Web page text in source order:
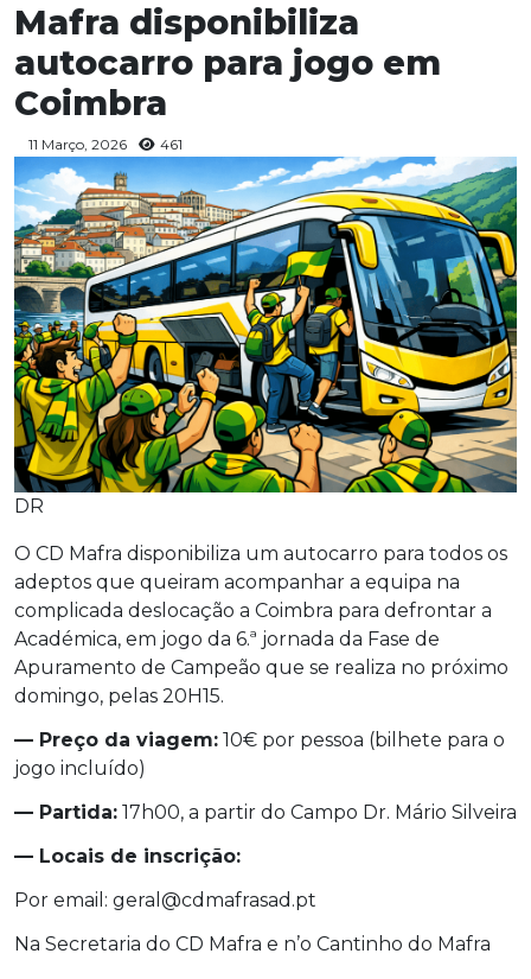
Mafra disponibiliza
autocarro para jogo em
Coimbra
11 Março, 2026 461
DR
O CD Mafra disponibiliza um autocarro para todos os
adeptos que queiram acompanhar a equipa na
complicada deslocação a Coimbra para defrontar a
Académica, em jogo da 6.ª jornada da Fase de
Apuramento de Campeão que se realiza no próximo
domingo, pelas 20H15.
— Preço da viagem: 10€ por pessoa (bilhete para o
jogo incluído)
— Partida: 17h00, a partir do Campo Dr. Mário Silveira
— Locais de inscrição:
Por email: geral@cdmafrasad.pt
Na Secretaria do CD Mafra e n’o Cantinho do Mafra